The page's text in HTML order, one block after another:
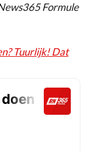
Formule
Tuurlijk! Dat